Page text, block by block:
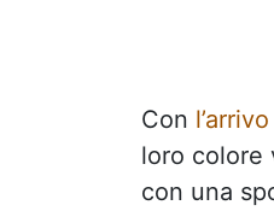
Con
loro colore
con una